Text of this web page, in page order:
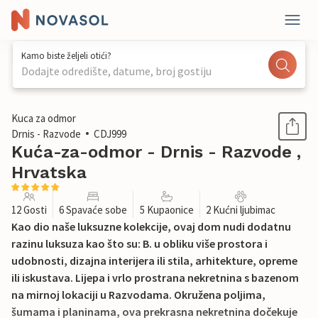
Kamo biste željeli otići?
Dodajte odredište, datume, broj gostiju
1 / 66
Kuca za odmor
Drnis - Razvode
CDJ999
Kuća-za-odmor - Drnis - Razvode ,
Hrvatska
12 Gosti 6 Spavaće sobe 5 Kupaonice 2 Kućni ljubimac
Kao dio naše luksuzne kolekcije, ovaj dom nudi dodatnu
razinu luksuza kao što su: B. u obliku više prostora i
udobnosti, dizajna interijera ili stila, arhitekture, opreme
ili iskustava. Lijepa i vrlo prostrana nekretnina s bazenom
na mirnoj lokaciji u Razvodama. Okružena poljima,
šumama i planinama, ova prekrasna nekretnina dočekuje